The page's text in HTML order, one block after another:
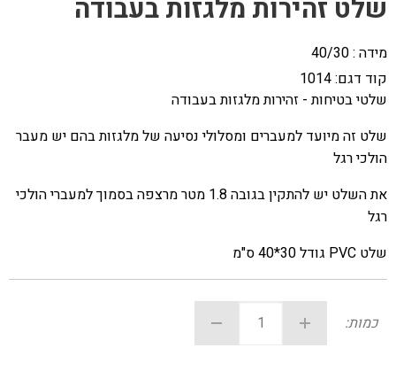
שלט זהירות מלגזות בעבודה
מידה : 40/30
קוד דגם:1014
שלטי בטיחות - זהירות מלגזות בעבודה
שלט זה מיועד למעברים ומסלולי נסיעה של מלגזות בהם יש מעבר
הולכי רגל
את השלט יש להתקין בגובה 1.8 מטר מרצפה בסמוך למעברי הולכי
רגל
שלט PVC גודל 30*40 ס"מ
כמות: